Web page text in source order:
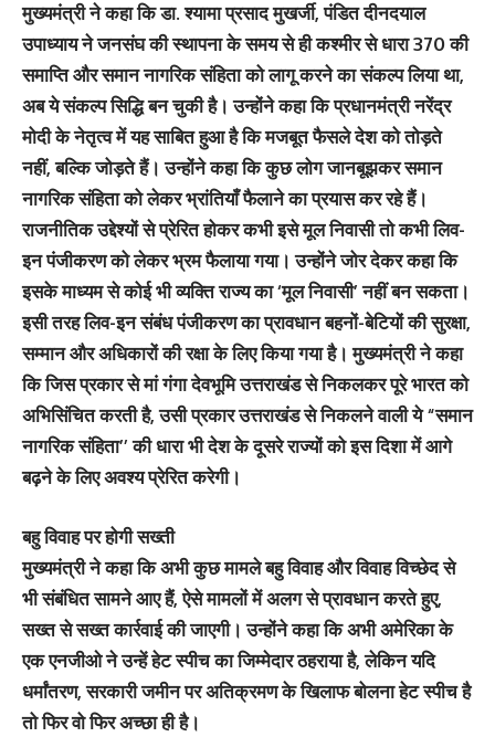
मुख्यमंत्री ने कहा कि डा. श्यामा प्रसाद मुखर्जी, पंडित दीनदयाल
उपाध्याय ने जनसंघ की स्थापना के समय से ही कश्मीर से धारा 370 की
समाप्ति और समान नागरिक संहिता को लागू करने का संकल्प लिया था,
अब ये संकल्प सिद्धि बन चुकी है। उन्होंने कहा कि प्रधानमंत्री नरेंद्र
मोदी के नेतृत्व में यह साबित हुआ है कि मजबूत फैसले देश को तोड़ते
नहीं, बल्कि जोड़ते हैं। उन्होंने कहा कि कुछ लोग जानबूझकर समान
नागरिक संहिता को लेकर भ्रांतियाँ फैलाने का प्रयास कर रहे हैं।
राजनीतिक उद्देश्यों से प्रेरित होकर कभी इसे मूल निवासी तो कभी लिव-
इन पंजीकरण को लेकर भ्रम फैलाया गया। उन्होंने जोर देकर कहा कि
इसके माध्यम से कोई भी व्यक्ति राज्य का ‘मूल निवासी’ नहीं बन सकता।
इसी तरह लिव-इन संबंध पंजीकरण का प्रावधान बहनों-बेटियों की सुरक्षा,
सम्मान और अधिकारों की रक्षा के लिए किया गया है। मुख्यमंत्री ने कहा
कि जिस प्रकार से मां गंगा देवभूमि उत्तराखंड से निकलकर पूरे भारत को
अभिसिंचित करती है, उसी प्रकार उत्तराखंड से निकलने वाली ये “समान
नागरिक संहिता’’ की धारा भी देश के दूसरे राज्यों को इस दिशा में आगे
बढ़ने के लिए अवश्य प्रेरित करेगी।
बहु विवाह पर होगी सख्ती
मुख्यमंत्री ने कहा कि अभी कुछ मामले बहु विवाह और विवाह विच्छेद से
भी संबंधित सामने आए हैं, ऐसे मामलों में अलग से प्रावधान करते हुए,
सख्त से सख्त कार्रवाई की जाएगी। उन्होंने कहा कि अभी अमेरिका के
एक एनजीओ ने उन्हें हेट स्पीच का जिम्मेदार ठहराया है, लेकिन यदि
धर्मांतरण, सरकारी जमीन पर अतिक्रमण के खिलाफ बोलना हेट स्पीच है
तो फिर वो फिर अच्छा ही है।